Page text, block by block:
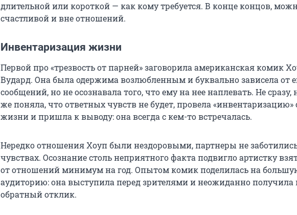
длительной или короткой — как кому требуется. В конце концов,
счастливой и вне отношений.
Инвентаризация жизни
Первой про «трезвость от парней» заговорила американская комик
Вудард. Она была одержима возлюбленным и буквально зависела от
сообщений, но не осознавала того, что ему на нее наплевать. Не сразу,
же поняла, что ответных чувств не будет, провела «инвентаризацию»
жизни и пришла к выводу: она всегда с кем-то встречалась.
Нередко отношения Хоуп были нездоровыми, партнеры не
чувствах. Осознание столь неприятного факта подвигло артистку
от отношений минимум на год. Опытом комик поделилась на
аудиторию: она выступила перед зрителями и неожиданно
обратный отклик.